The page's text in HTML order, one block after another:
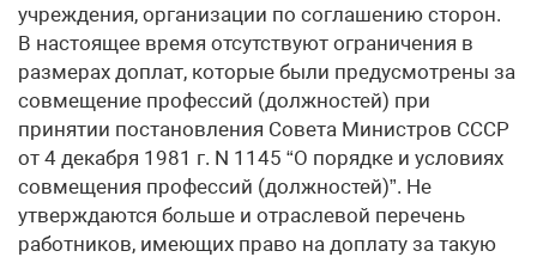
учреждения, организации по соглашению сторон.
В настоящее время отсутствуют ограничения в
размерах доплат, которые были предусмотрены за
совмещение профессий (должностей) при
принятии постановления Совета Министров СССР
от 4 декабря 1981 г. N 1145 “О порядке и условиях
совмещения профессий (должностей)”. Не
утверждаются больше и отраслевой перечень
работников, имеющих право на доплату за такую